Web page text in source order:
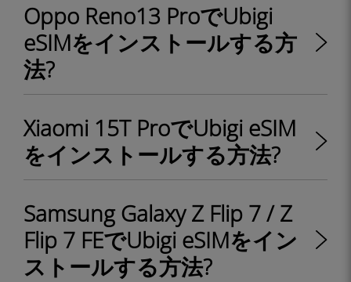
Oppo Reno13 ProでUbigi
eSIMをインストールする方
法?
Xiaomi 15T ProでUbigi eSIM
をインストールする方法?
Samsung Galaxy Z Flip 7 / Z
Flip 7 FEでUbigi eSIMをイン
ストールする方法?